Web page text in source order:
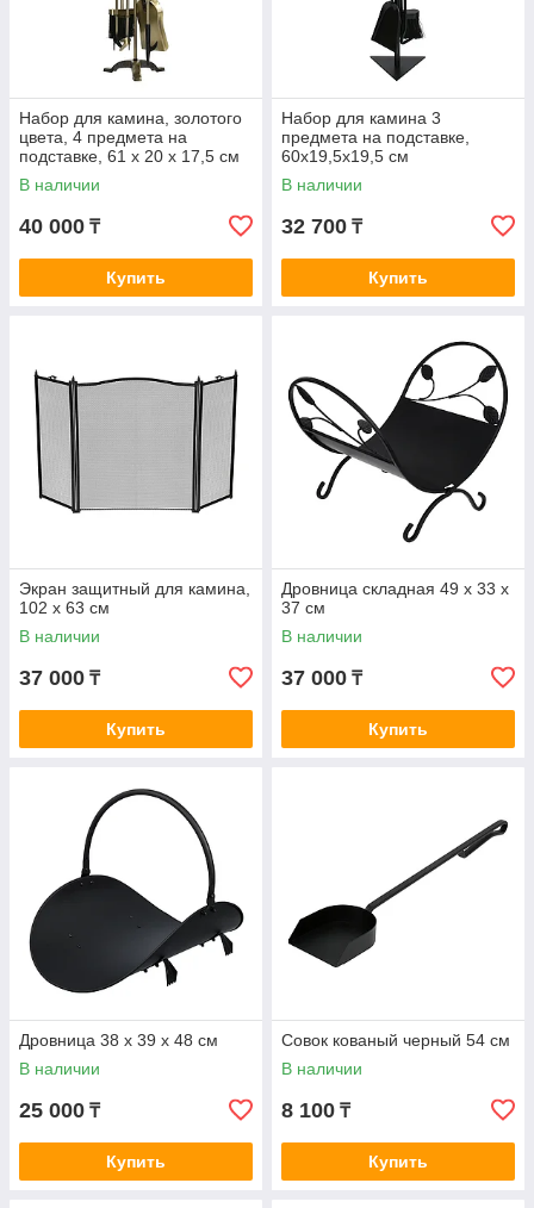
Набор для камина, золотого
цвета, 4 предмета на
подставке, 61 х 20 х 17,5 см
В наличии
40 000 ₸
Купить
Набор для камина 3
предмета на подставке,
60х19,5х19,5 см
В наличии
32 700 ₸
Купить
Экран защитный для камина,
102 х 63 см
В наличии
37 000 ₸
Купить
Дровница складная 49 х 33 х
37 см
В наличии
37 000 ₸
Купить
Дровница 38 х 39 х 48 см
В наличии
25 000 ₸
Купить
Совок кованый черный 54 см
В наличии
8 100 ₸
Купить